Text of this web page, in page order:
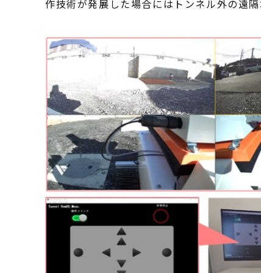
作技術が発展した場合にはトンネル外の遠